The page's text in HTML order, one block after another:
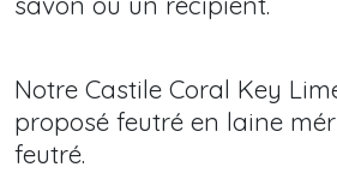
Notre Castile Coral Key
proposé feutré en laine
feutré.